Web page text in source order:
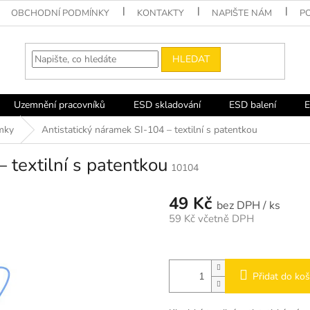
OBCHODNÍ PODMÍNKY KONTAKTY NAPIŠTE NÁM
HLEDAT
Uzemnění pracovníků ESD skladování ESD balení
Antistatický náramek SI-104 – textilní s patentkou
textilní s patentkou 10104
49 Kč / ks
59 Kč včetně DPH
Přidat do